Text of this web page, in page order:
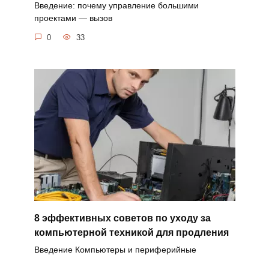
Введение: почему управление большими
проектами — вызов
0 33
8 эффективных советов по уходу за
компьютерной техникой для продления
Введение Компьютеры и периферийные